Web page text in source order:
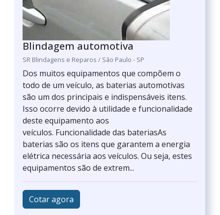
Blindagem automotiva
SR Blindagens e Reparos / São Paulo - SP
Dos muitos equipamentos que compõem o
todo de um veículo, as baterias automotivas
são um dos principais e indispensáveis itens.
Isso ocorre devido à utilidade e funcionalidade
deste equipamento aos
veículos. Funcionalidade das bateriasAs
baterias são os itens que garantem a energia
elétrica necessária aos veículos. Ou seja, estes
equipamentos são de extrem...
Cotar agora